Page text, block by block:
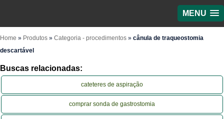
MENU
Home » Produtos » Categoria - procedimentos » cânula de traqueostomia
descartável
Buscas relacionadas:
cateteres de aspiração
comprar sonda de gastrostomia